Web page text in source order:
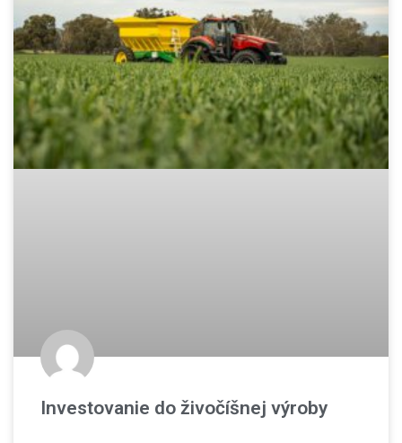
Investovanie do živočíšnej výroby